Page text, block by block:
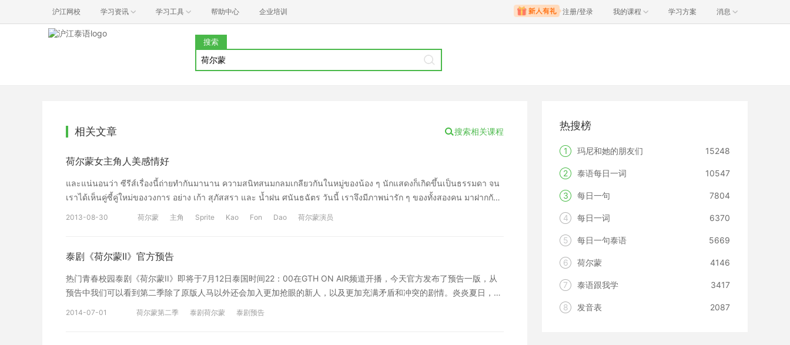
沪江网校 学习资讯 学习工具 帮助中心 企业培训 注册/登录 我的课程 学习方案 消息
搜索
相关文章 搜索相关课程
荷尔蒙女主角人美感情好
และแน่นอนว่า ซีรีส์เรื่องนี้ถ่ายทำกันมานาน ความสนิทสนมกลมเกลียวกันในหมู่ของน้อง ๆ นักแสดงก็เกิดขึ้นเป็นธรรมดา จน
เราได้เห็นคู่ซี้คู่ใหม่ของวงการ อย่าง เก้า สุภัสสรา และ น้ำฝน ศนันธฉัตร วันนี้ เราจึงมีภาพน่ารัก ๆ ของทั้งสองคน มาฝากกัน
2013-08-30 荷尔蒙 主角 Sprite Kao Fon Dao 荷尔蒙演员
泰剧《荷尔蒙II》官方预告
热门青春校园泰剧《荷尔蒙II》即将于7月12日泰国时间22：00在GTH ON AIR频道开播，今天官方发布了预告一版，从
预告中我们可以看到第二季除了原版人马以外还会加入更加抢眼的新人，以及更加充满矛盾和冲突的剧情。炎炎夏日，火
2014-07-01 荷尔蒙第二季 泰剧荷尔蒙 泰剧预告
热搜榜
1 玛尼和她的朋友们 15248
2 泰语每日一词 10547
3 每日一句 7804
4 每日一词 6370
5 每日一句泰语 5669
6 荷尔蒙 4146
7 泰语跟我学 3417
8 发音表 2087